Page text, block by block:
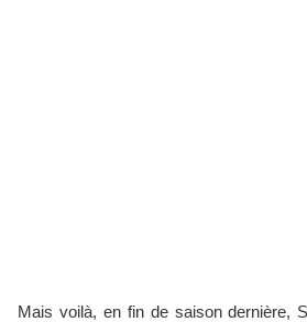
Mais voilà, en fin de saison dernière, St Etienne a endossé le